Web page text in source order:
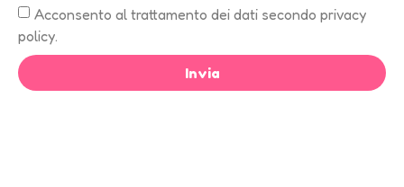
Acconsento al trattamento dei dati secondo privacy
policy.
Invia